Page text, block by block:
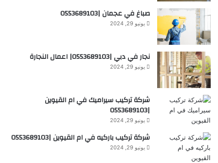
صباغ في عجمان |0553689103
يونيو 29, 2024
نجار في دبي |0553689103| اعمال النجارة
يونيو 29, 2024
شركة تركيب سيراميك في ام القيوين
|0553689103
يونيو 29, 2024
شركة تركيب باركيه في ام القيوين |0553689103
يونيو 29, 2024